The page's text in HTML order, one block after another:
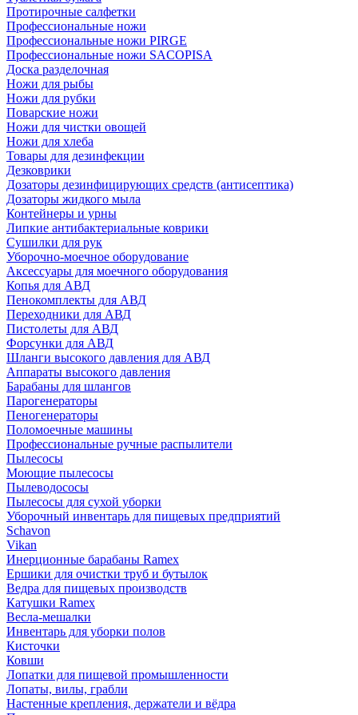
Протирочные салфетки
Профессиональные ножи
Профессиональные ножи PIRGE
Профессиональные ножи SACOPISA
Доска разделочная
Ножи для рыбы
Ножи для рубки
Поварские ножи
Ножи для чистки овощей
Ножи для хлеба
Товары для дезинфекции
Дезковрики
Дозаторы дезинфицирующих средств (антисептика)
Дозаторы жидкого мыла
Контейнеры и урны
Липкие антибактериальные коврики
Сушилки для рук
Уборочно-моечное оборудование
Аксессуары для моечного оборудования
Копья для АВД
Пенокомплекты для АВД
Переходники для АВД
Пистолеты для АВД
Форсунки для АВД
Шланги высокого давления для АВД
Аппараты высокого давления
Барабаны для шлангов
Парогенераторы
Пеногенераторы
Поломоечные машины
Профессиональные ручные распылители
Пылесосы
Моющие пылесосы
Пылеводососы
Пылесосы для сухой уборки
Уборочный инвентарь для пищевых предприятий
Schavon
Vikan
Инерционные барабаны Ramex
Ершики для очистки труб и бутылок
Ведра для пищевых производств
Катушки Ramex
Весла-мешалки
Инвентарь для уборки полов
Кисточки
Ковши
Лопатки для пищевой промышленности
Лопаты, вилы, грабли
Настенные крепления, держатели и вёдра